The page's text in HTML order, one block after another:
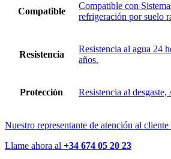
Compatible
Compatible con
refrigeración por suelo
Resistencia
Resistencia al agua 24
años.
Protección Resistencia al desgaste,
Nuestro representante de atención al cliente
Llame ahora al +34 674 05 20 23